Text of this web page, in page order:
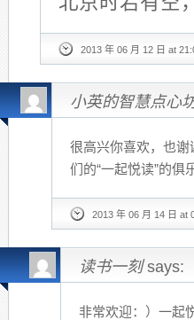
2013 年 06 月 12 日 at
小英的智慧点心
很高兴你喜欢，也
们的“一起悦读”的俱
2013 年 06 月 14 日 at
读书一刻 says:
非常欢迎：）一起